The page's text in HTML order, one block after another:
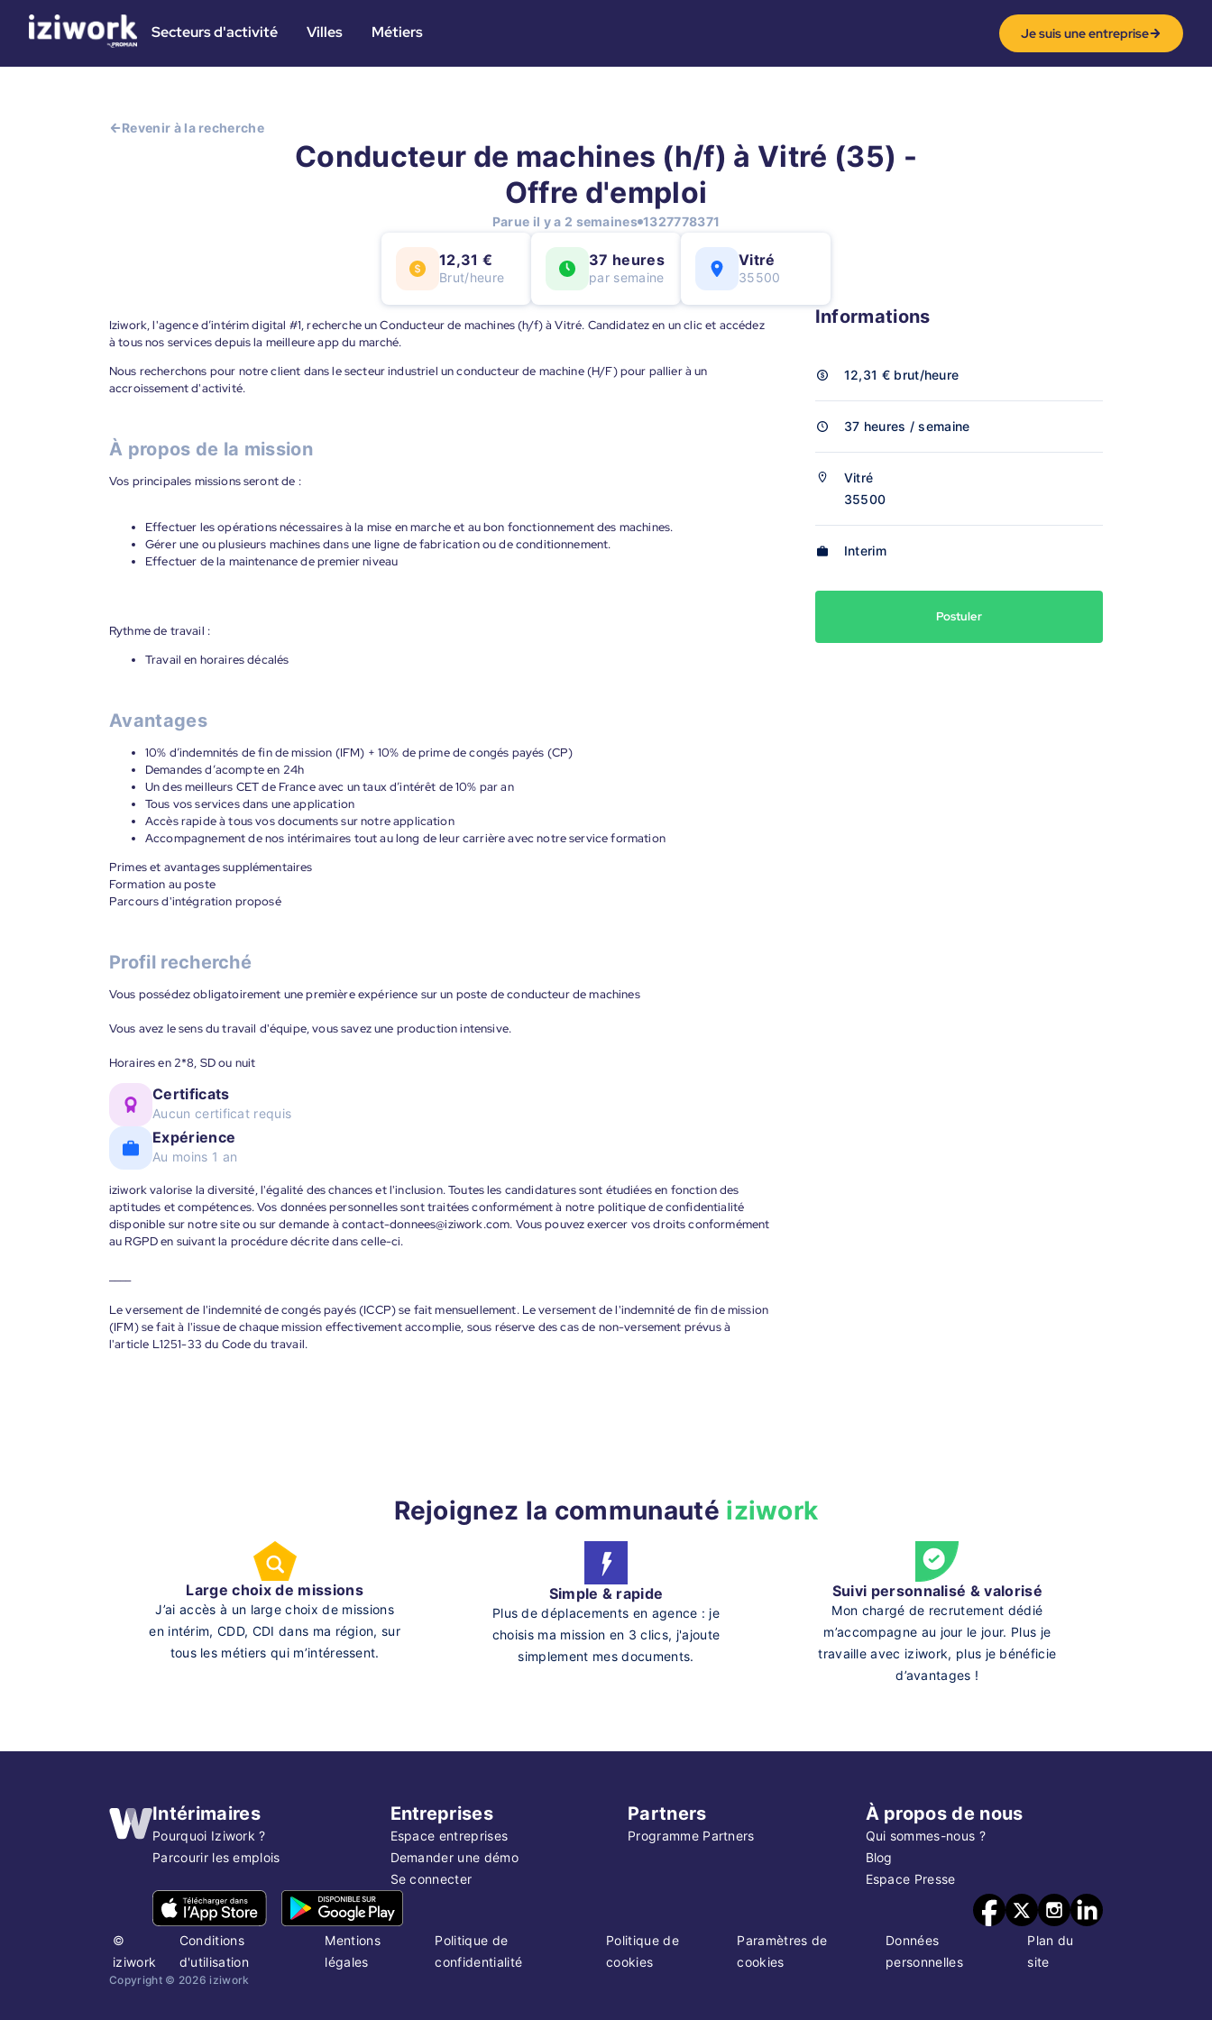
Secteurs d'activité Villes Métiers Je suis une entreprise
Revenir à la recherche
Conducteur de machines (h/f) à Vitré (35) -
Offre d'emploi
Parue il y a 2 semaines 1327778371
12,31 €
Brut/heure
37 heures
par semaine
Vitré
35500
Iziwork, l'agence d’intérim digital #1, recherche un Conducteur de machines (h/f) à Vitré. Candidatez en un clic et accédez
à tous nos services depuis la meilleure app du marché.
Nous recherchons pour notre client dans le secteur industriel un conducteur de machine (H/F) pour pallier à un
accroissement d'activité.
À propos de la mission
Vos principales missions seront de :
Effectuer les opérations nécessaires à la mise en marche et au bon fonctionnement des machines.
Gérer une ou plusieurs machines dans une ligne de fabrication ou de conditionnement.
Effectuer de la maintenance de premier niveau
Rythme de travail :
Travail en horaires décalés
Avantages
10% d’indemnités de fin de mission (IFM) + 10% de prime de congés payés (CP)
Demandes d’acompte en 24h
Un des meilleurs CET de France avec un taux d’intérêt de 10% par an
Tous vos services dans une application
Accès rapide à tous vos documents sur notre application
Accompagnement de nos intérimaires tout au long de leur carrière avec notre service formation
Primes et avantages supplémentaires
Formation au poste
Parcours d'intégration proposé
Profil recherché
Vous possédez obligatoirement une première expérience sur un poste de conducteur de machines
Vous avez le sens du travail d'équipe, vous savez une production intensive.
Horaires en 2*8, SD ou nuit
Certificats
Aucun certificat requis
Expérience
Au moins 1 an
iziwork valorise la diversité, l'égalité des chances et l'inclusion. Toutes les candidatures sont étudiées en fonction des
aptitudes et compétences. Vos données personnelles sont traitées conformément à notre politique de confidentialité
disponible sur notre site ou sur demande à contact-donnees@iziwork.com. Vous pouvez exercer vos droits conformément
au RGPD en suivant la procédure décrite dans celle-ci.
Le versement de l'indemnité de congés payés (ICCP) se fait mensuellement. Le versement de l'indemnité de fin de mission
(IFM) se fait à l'issue de chaque mission effectivement accomplie, sous réserve des cas de non-versement prévus à
l'article L1251-33 du Code du travail.
Informations
12,31 € brut/heure
37 heures / semaine
Vitré
35500
Interim
Postuler
Rejoignez la communauté iziwork
Large choix de missions
J’ai accès à un large choix de missions
en intérim, CDD, CDI dans ma région, sur
tous les métiers qui m’intéressent.
Simple & rapide
Plus de déplacements en agence : je
choisis ma mission en 3 clics, j'ajoute
simplement mes documents.
Suivi personnalisé & valorisé
Mon chargé de recrutement dédié
m’accompagne au jour le jour. Plus je
travaille avec iziwork, plus je bénéficie
d’avantages !
Intérimaires
Pourquoi Iziwork ?
Parcourir les emplois
Entreprises
Espace entreprises
Demander une démo
Se connecter
Partners
Programme Partners
À propos de nous
Qui sommes-nous ?
Blog
Espace Presse
©
iziwork
Conditions
d'utilisation
Mentions
légales
Politique de
confidentialité
Politique de
cookies
Paramètres de
cookies
Données
personnelles
Plan du
site
Copyright © 2026 iziwork